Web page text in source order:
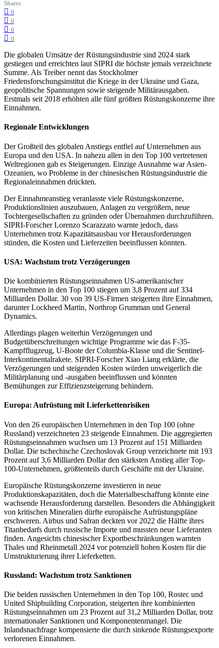
Shares
0
0
0
0
Die globalen Umsätze der Rüstungsindustrie sind 2024 stark
gestiegen und erreichten laut SIPRI die höchste jemals verzeichnete
Summe. Als Treiber nennt das Stockholmer
Friedensforschungsinstitut die Kriege in der Ukraine und Gaza,
geopolitische Spannungen sowie steigende Militärausgaben.
Erstmals seit 2018 erhöhten alle fünf größten Rüstungskonzerne ihre
Einnahmen.
Regionale Entwicklungen
Der Großteil des globalen Anstiegs entfiel auf Unternehmen aus
Europa und den USA. In nahezu allen in den Top 100 vertretenen
Weltregionen gab es Steigerungen. Einzige Ausnahme war Asien-
Ozeanien, wo Probleme in der chinesischen Rüstungsindustrie die
Regionaleinnahmen drückten.
Der Einnahmeanstieg veranlasste viele Rüstungskonzerne,
Produktionslinien auszubauen, Anlagen zu vergrößern, neue
Tochtergesellschaften zu gründen oder Übernahmen durchzuführen.
SIPRI-Forscher Lorenzo Scarazzato warnte jedoch, dass
Unternehmen trotz Kapazitätsausbau vor Herausforderungen
stünden, die Kosten und Lieferzeiten beeinflussen könnten.
USA: Wachstum trotz Verzögerungen
Die kombinierten Rüstungseinnahmen US-amerikanischer
Unternehmen in den Top 100 stiegen um 3,8 Prozent auf 334
Milliarden Dollar. 30 von 39 US-Firmen steigerten ihre Einnahmen,
darunter Lockheed Martin, Northrop Grumman und General
Dynamics.
Allerdings plagen weiterhin Verzögerungen und
Budgetüberschreitungen wichtige Programme wie das F-35-
Kampfflugzeug, U-Boote der Columbia-Klasse und die Sentinel-
Interkontinentalrakete. SIPRI-Forscher Xiao Liang erklärte, die
Verzögerungen und steigenden Kosten würden unweigerlich die
Militärplanung und -ausgaben beeinflussen und könnten
Bemühungen zur Effizienzsteigerung behindern.
Europa: Aufrüstung mit Lieferkettenrisiken
Von den 26 europäischen Unternehmen in den Top 100 (ohne
Russland) verzeichneten 23 steigende Einnahmen. Die aggregierten
Rüstungseinnahmen wuchsen um 13 Prozent auf 151 Milliarden
Dollar. Die tschechische Czechoslovak Group verzeichnete mit 193
Prozent auf 3,6 Milliarden Dollar den stärksten Anstieg aller Top-
100-Unternehmen, größtenteils durch Geschäfte mit der Ukraine.
Europäische Rüstungskonzerne investieren in neue
Produktionskapazitäten, doch die Materialbeschaffung könnte eine
wachsende Herausforderung darstellen. Besonders die Abhängigkeit
von kritischen Mineralien dürfte europäische Aufrüstungspläne
erschweren. Airbus und Safran deckten vor 2022 die Hälfte ihres
Titanbedarfs durch russische Importe und mussten neue Lieferanten
finden. Angesichts chinesischer Exportbeschränkungen warnten
Thales und Rheinmetall 2024 vor potenziell hohen Kosten für die
Umstrukturierung ihrer Lieferketten.
Russland: Wachstum trotz Sanktionen
Die beiden russischen Unternehmen in den Top 100, Rostec und
United Shipbuilding Corporation, steigerten ihre kombinierten
Rüstungseinnahmen um 23 Prozent auf 31,2 Milliarden Dollar, trotz
internationaler Sanktionen und Komponentenmangel. Die
Inlandsnachfrage kompensierte die durch sinkende Rüstungsexporte
verlorenen Einnahmen.